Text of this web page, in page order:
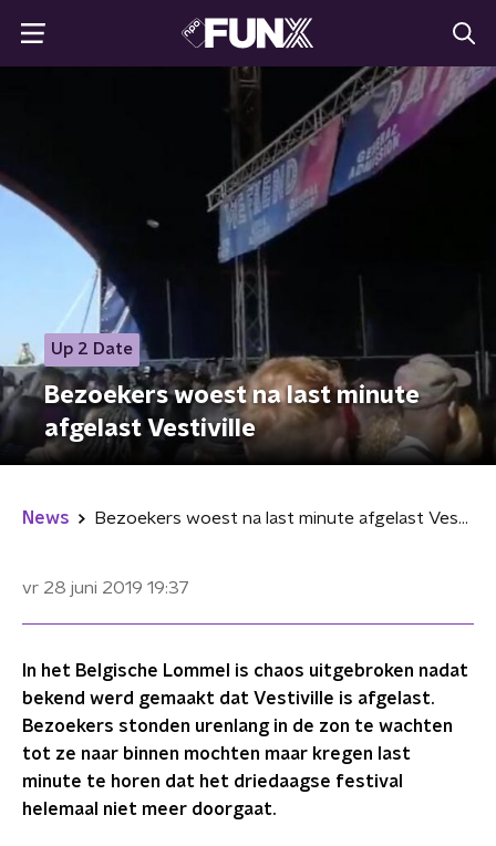
Up 2 Date
Bezoekers woest na last minute
afgelast Vestiville
News Bezoekers woest na last minute afgelast Vestiville
vr 28 juni 2019 19:37
In het Belgische Lommel is chaos uitgebroken nadat
bekend werd gemaakt dat Vestiville is afgelast.
Bezoekers stonden urenlang in de zon te wachten
tot ze naar binnen mochten maar kregen last
minute te horen dat het driedaagse festival
helemaal niet meer doorgaat.